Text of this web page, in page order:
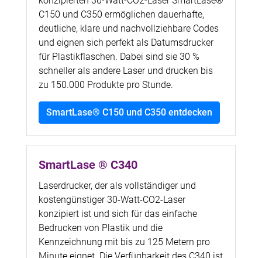
C150 und C350 ermöglichen dauerhafte,
deutliche, klare und nachvollziehbare Codes
und eignen sich perfekt als Datumsdrucker
für Plastikflaschen. Dabei sind sie 30 %
schneller als andere Laser und drucken bis
zu 150.000 Produkte pro Stunde.
SmartLase® C150 und C350 entdecken
SmartLase ® C340
Laserdrucker, der als vollständiger und
kostengünstiger 30-Watt-CO2-Laser
konzipiert ist und sich für das einfache
Bedrucken von Plastik und die
Kennzeichnung mit bis zu 125 Metern pro